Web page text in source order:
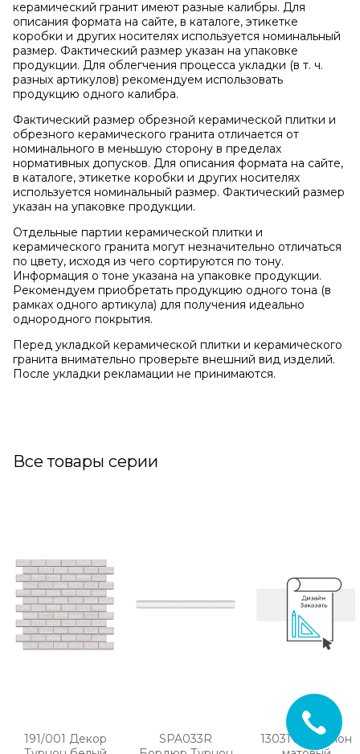
керамический гранит имеют разные калибры. Для
описания формата на сайте, в каталоге, этикетке
коробки и других носителях используется номинальный
размер. Фактический размер указан на упаковке
продукции. Для облегчения процесса укладки (в т. ч.
разных артикулов) рекомендуем использовать
продукцию одного калибра.
Фактический размер обрезной керамической плитки и
обрезного керамического гранита отличается от
номинального в меньшую сторону в пределах
нормативных допусков. Для описания формата на сайте,
в каталоге, этикетке коробки и других носителях
используется номинальный размер. Фактический размер
указан на упаковке продукции.
Отдельные партии керамической плитки и
керамического гранита могут незначительно отличаться
по цвету, исходя из чего сортируются по тону.
Информация о тоне указана на упаковке продукции.
Рекомендуем приобретать продукцию одного тона (в
рамках одного артикула) для получения идеально
однородного покрытия.
Перед укладкой керамической плитки и керамического
гранита внимательно проверьте внешний вид изделий.
После укладки рекламации не принимаются.
Все товары серии
191/001 Декор
SPA033R
13031TR Турнон